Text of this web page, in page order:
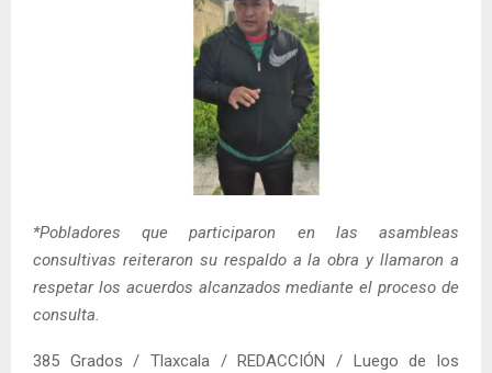
*Pobladores que participaron en las asambleas
consultivas reiteraron su respaldo a la obra y llamaron a
respetar los acuerdos alcanzados mediante el proceso de
consulta.
385 Grados / Tlaxcala / REDACCIÓN / Luego de los